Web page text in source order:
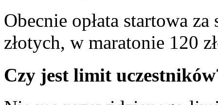
Obecnie opłata startowa
złotych, w maratonie 120
Czy jest limit